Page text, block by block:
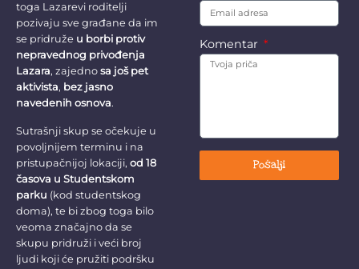
toga Lazarevi roditelji
pozivaju sve građane da im
se pridruže u borbi protiv
nepravednog privođenja
Lazara, zajedno sa još pet
aktivista, bez jasno
navedenih osnova.
Sutrašnji skup se očekuje u
povoljnijem terminu i na
pristupačnijoj lokaciji, od 18
časova u Studentskom
parku (kod studentskog
doma), te bi zbog toga bilo
veoma značajno da se
skupu pridruži i veći broj
ljudi koji će pružiti podršku
Komentar
Pošalji